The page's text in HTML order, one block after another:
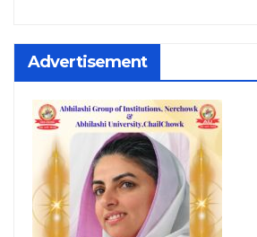
Advertisement